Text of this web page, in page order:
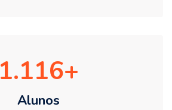
1.116
Alunos